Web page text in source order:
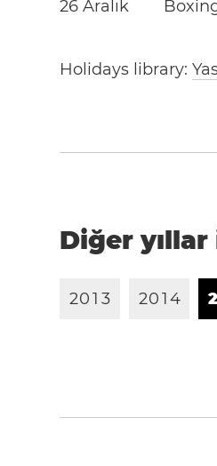
26 Aralık
Holidays library:
Diğer
201 3 2014 2